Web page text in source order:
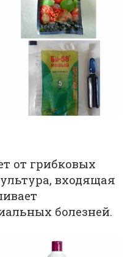
от грибковых
входящая
болезней.